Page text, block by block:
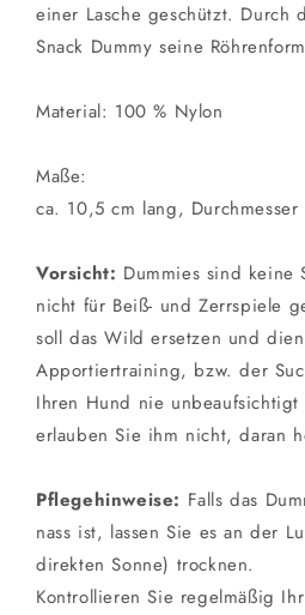
einer Lasche geschützt. Durch
Snack Dummy seine
Material: 100 % Nylon
Maße:
ca. 10,5 cm lang,
Vorsicht: Dummies sind keine
nicht für Beiß- und Zerrspiele
soll das Wild ersetzen und
Apportiertraining, bzw. der
Ihren Hund nie
erlauben Sie ihm nicht, daran
Pflegehinweise: Falls das
nass ist, lassen Sie es an der
direkten Sonne) trocknen.
Kontrollieren Sie regelmäßig